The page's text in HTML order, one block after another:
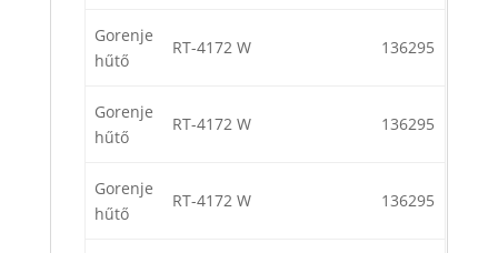
Gorenje
hűtő
RT-4172 W 136295
Gorenje
hűtő
RT-4172 W 136295
Gorenje
hűtő
RT-4172 W 136295